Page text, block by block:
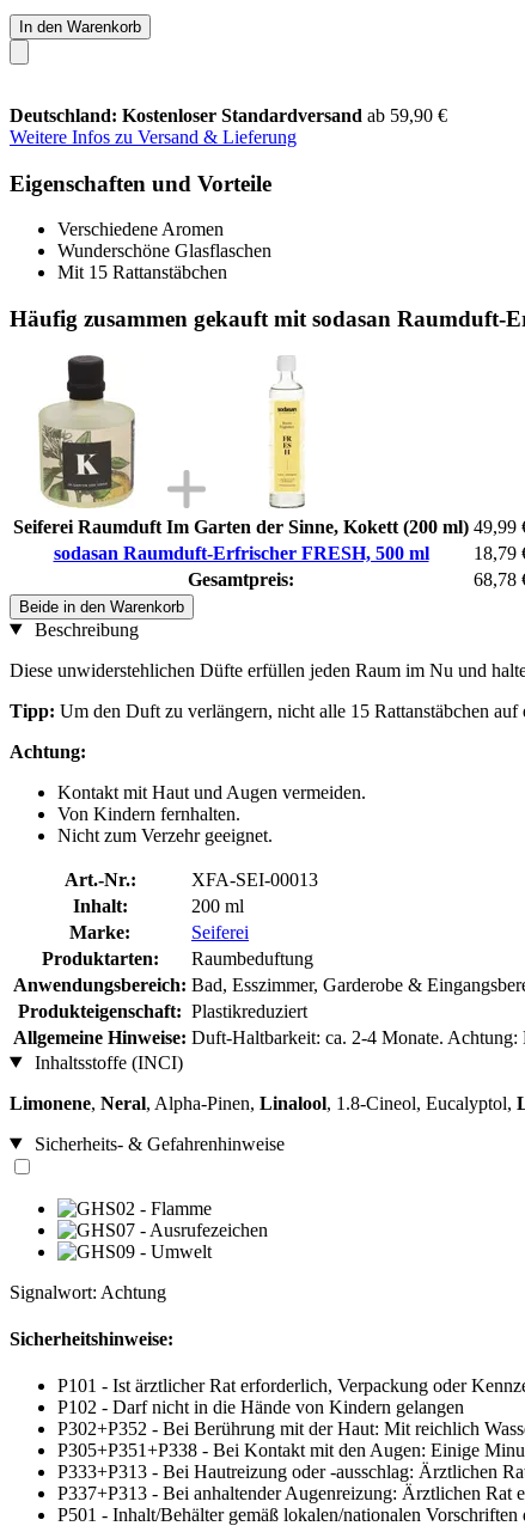
In den Warenkorb
Deutschland: Kostenloser Standardversand ab 59,90 €
Weitere Infos zu Versand & Lieferung
Eigenschaften und Vorteile
Verschiedene Aromen
Wunderschöne Glasflaschen
Mit 15 Rattanstäbchen
Häufig zusammen gekauft mit sodasan Raumduft-
Seiferei Raumduft Im Garten der Sinne, Kokett (200 ml) 49,99
sodasan Raumduft-Erfrischer FRESH, 500 ml
18,79
Gesamtpreis:
68,78
Beide in den Warenkorb
Beschreibung
Diese unwiderstehlichen Düfte erfüllen jeden Raum im Nu und
Tipp: Um den Duft zu verlängern, nicht alle 15 Rattanstäbchen auf
Achtung:
Kontakt mit Haut und Augen vermeiden.
Von Kindern fernhalten.
Nicht zum Verzehr geeignet.
Art.-Nr.:
XFA-SEI-00013
Inhalt:
200 ml
Marke:
Seiferei
Produktarten:
Raumbeduftung
Anwendungsbereich: Bad, Esszimmer, Garderobe &
Produkteigenschaft: Plastikreduziert
Allgemeine Hinweise: Duft-Haltbarkeit: ca. 2-4 Monate.
Inhaltsstoffe (INCI)
Limonene, Neral, Alpha-Pinen, Linalool, 1.8-Cineol, Eucalyptol,
Sicherheits- & Gefahrenhinweise
Signalwort: Achtung
Sicherheitshinweise:
P101 - Ist ärztlicher Rat erforderlich, Verpackung oder
P102 - Darf nicht in die Hände von Kindern gelangen
P302+P352 - Bei Berührung mit der Haut: Mit reichlich
P305+P351+P338 - Bei Kontakt mit den Augen: Einige
P333+P313 - Bei Hautreizung oder -ausschlag: Ärztlichen
P337+P313 - Bei anhaltender Augenreizung: Ärztlichen Rat
P501 - Inhalt/Behälter gemäß lokalen/nationalen Vorschriften